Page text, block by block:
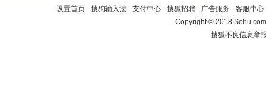
设置首页 - 搜狗输入法 - 支付中心 - 搜狐招聘 - 广告服务 - 客服中心
Copyright©2018
搜狐不良信息举